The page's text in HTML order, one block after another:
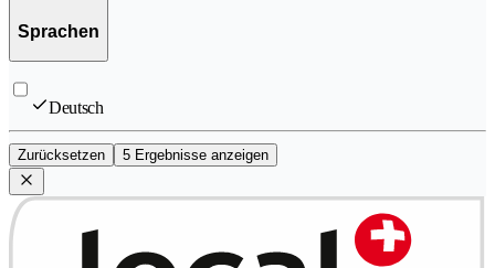
Sprachen
Deutsch
Zurücksetzen 5 Ergebnisse anzeigen